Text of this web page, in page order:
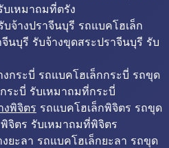
บเหมาถมที่ตรัง
จ้างปราจีนบุรี รถแบคโฮเล็ก
นบุรี รับจ้างขุดสระปราจีนบุรี รับ
กระบี่ รถแบคโฮเล็กกระบี่ รถขุด
ระบี่ รับเหมาถมที่กระบี่
งพิจิตร รถแบคโฮเล็กพิจิตร รถขุด
จิตร รับเหมาถมที่พิจิตร
ยะลา รถแบคโฮเล็กยะลา รถขุด